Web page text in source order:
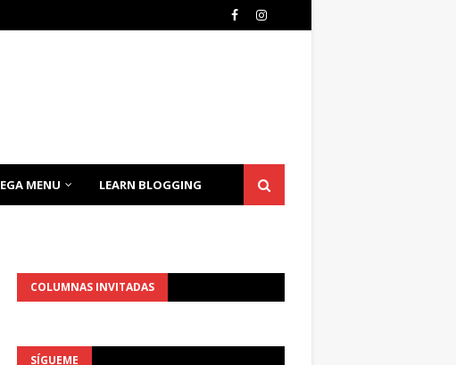
MENU LEARN BLOGGING
COLUMNAS INVITADAS
SÍGUEME